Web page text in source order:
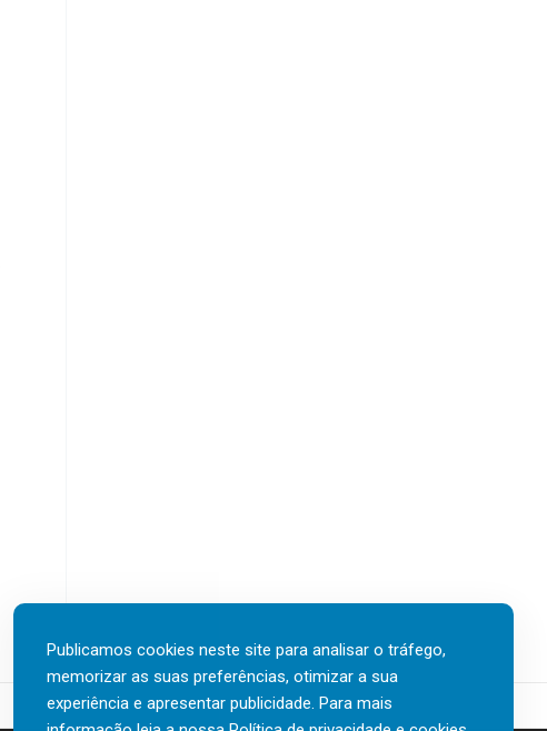
Publicamos cookies neste site para analisar o tráfego,
memorizar as suas preferências, otimizar a sua
experiência e apresentar publicidade. Para mais